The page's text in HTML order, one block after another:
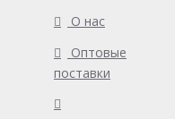
О нас
Оптовые
поставки